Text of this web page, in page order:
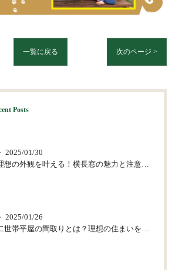
一覧に戻る 次のページ >
Posts
2025/01/30
理想の外観を叶える！横長窓の魅力と注意点やおしゃれな活用術
2025/01/26
二世帯平屋の間取りとは？理想の住まいを実現する種類について解説